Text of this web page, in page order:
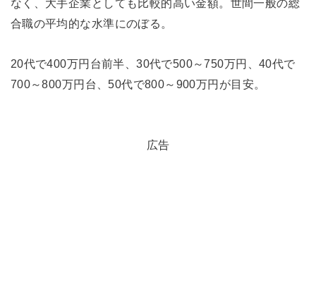
なく、大手企業としても比較的高い金額。世間一般の総
合職の平均的な水準にのぼる。
20代で400万円台前半、30代で500～750万円、40代で
700～800万円台、50代で800～900万円が目安。
広告